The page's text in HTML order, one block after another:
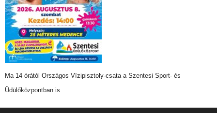
Ma 14 órától Országos Vízipisztoly-csata a Szentesi Sport- és
Üdülőközpontban is…